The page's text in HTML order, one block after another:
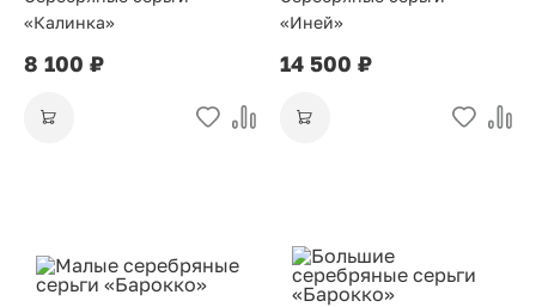
«Калинка»
8 100 ₽
«Иней»
14 500 ₽